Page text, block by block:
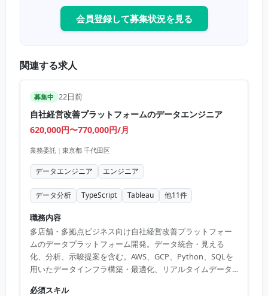
会員登録して募集状況を見る
関連する求人
募集中 22日前
自社経営改善プラットフォームのデータエンジニア
620,000円〜770,000円/月
業務委託 | 東京都 千代田区
データエンジニア エンジニア
データ分析 TypeScript Tableau 他11件
職務内容
多店舗・多拠点ビジネス向け自社経営改善プラットフォー
ムのデータプラットフォーム開発。データ統合・見える
化、分析、示唆提案を含む。AWS、GCP、Python、SQLを
用いたデータインフラ構築・最適化、リアルタイムデータ
必須スキル